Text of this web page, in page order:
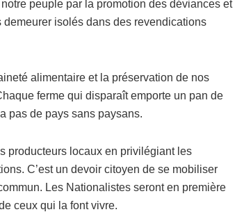
peuple par la promotion des déviances et
demeurer isolés dans des revendications
alimentaire et la préservation de nos
ferme qui disparaît emporte un pan de
pas de pays sans paysans.
producteurs locaux en privilégiant les
C’est un devoir citoyen de se mobiliser
Les Nationalistes seront en première
ceux qui la font vivre.